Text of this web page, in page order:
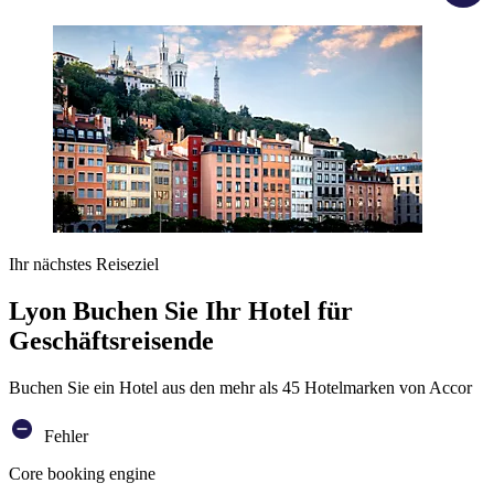
Ihr nächstes Reiseziel
Lyon Buchen Sie Ihr Hotel für
Geschäftsreisende
Buchen Sie ein Hotel aus den mehr als 45 Hotelmarken von Accor
Fehler
Core booking engine